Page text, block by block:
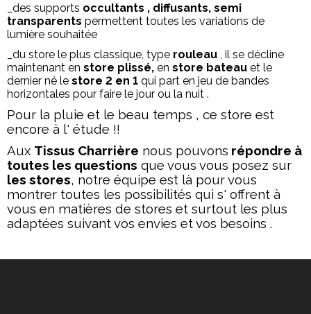
_des supports occultants , diffusants, semi
transparents permettent toutes les variations de
lumière souhaitée
_du store le plus classique, type rouleau , il se décline
maintenant en store plissé, en store bateau et le
dernier né le store 2 en 1 qui part en jeu de bandes
horizontales pour faire le jour ou la nuit .
Pour la pluie et le beau temps , ce store est
encore à l' étude !!
Aux Tissus Charrière nous pouvons répondre à
toutes les questions que vous vous posez sur
les stores, notre équipe est là pour vous
montrer toutes les possibilités qui s' offrent à
vous en matières de stores et surtout les plus
adaptées suivant vos envies et vos besoins .